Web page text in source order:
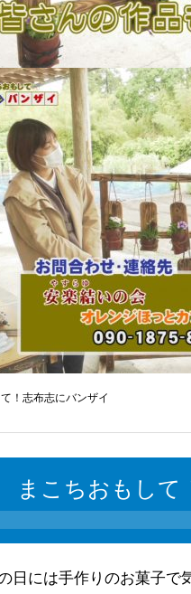
！志布志にバンザイ
まこちおもして
日には手作りのお菓子で